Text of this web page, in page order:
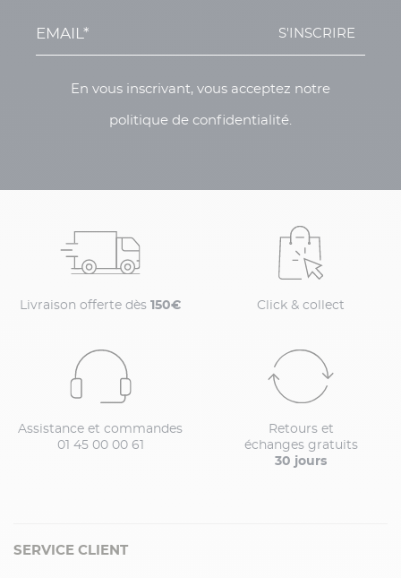
S'INSCRIRE
En vous inscrivant, vous acceptez notre
politique de confidentialité.
Livraison offerte dès 150€ Click & collect
Assistance et commandes
01 45 00 00 61
Retours et
échanges gratuits
30 jours
SERVICE CLIENT